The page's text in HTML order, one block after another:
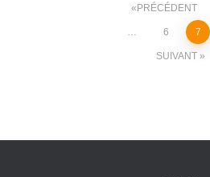
Pagination
PRÉCÉDENT
… 6 7
SUIVANT